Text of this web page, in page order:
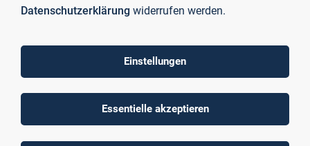
Mit dem Wettbewerb fördern der VDI und die TH Aschaffenburg
praxisnahe Projektarbeit von studentischen Teams und machen
ingenieurwissenschaftliches Arbeiten sichtbar.
Datenschutzerklärung widerrufen werden.
Einstellungen
Essentielle akzeptieren